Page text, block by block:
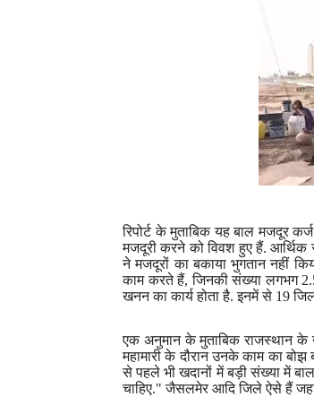
रिपोर्ट के मुताबिक यह बाल मजदूर
मजदूरी करने को विवश हुए हैं.
ने मजदूरों का बकाया भुगतान नहीं
काम करते हैं,जिनकी संख्या लगभग
खनन का कार्य होता है. इनमें से 19
एक अनुमान के मुताबिक राजस्थान के
महामारी के दौरान उनके काम का
से पहले भी खदानों में बड़ी संख्या में
चाहिए." जैसलमेर आदि जिले ऐसे हैं जहां